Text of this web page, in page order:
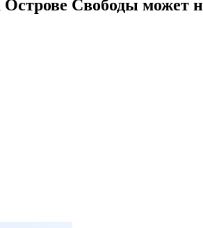
Свободы может